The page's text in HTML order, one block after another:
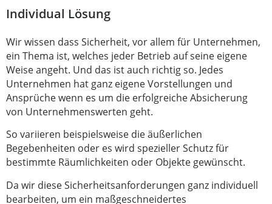
Individual Lösung
Wir wissen dass Sicherheit, vor allem für Unternehmen,
ein Thema ist, welches jeder Betrieb auf seine eigene
Weise angeht. Und das ist auch richtig so. Jedes
Unternehmen hat ganz eigene Vorstellungen und
Ansprüche wenn es um die erfolgreiche Absicherung
von Unternehmenswerten geht.
So variieren beispielsweise die äußerlichen
Begebenheiten oder es wird spezieller Schutz für
bestimmte Räumlichkeiten oder Objekte gewünscht.
Da wir diese Sicherheitsanforderungen ganz individuell
bearbeiten, um ein maßgeschneidertes